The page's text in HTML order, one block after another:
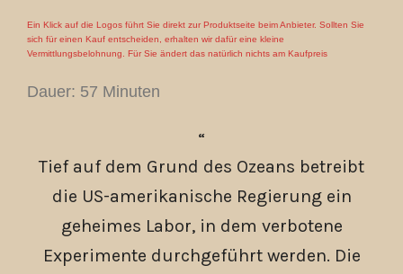
Ein Klick auf die Logos führt Sie direkt zur Produktseite beim Anbieter. Sollten Sie
sich für einen Kauf entscheiden, erhalten wir dafür eine kleine
Vermittlungsbelohnung. Für Sie ändert das natürlich nichts am Kaufpreis
Dauer: 57 Minuten
Tief auf dem Grund des Ozeans betreibt
die US-amerikanische Regierung ein
geheimes Labor, in dem verbotene
Experimente durchgeführt werden. Die